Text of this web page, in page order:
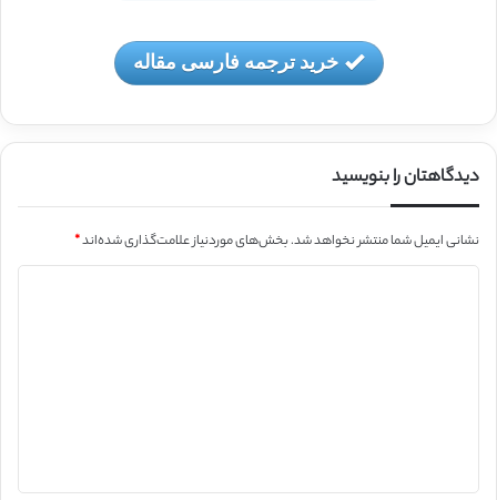
خرید ترجمه فارسی مقاله
دیدگاهتان را بنویسید
نشانی ایمیل شما منتشر نخواهد شد.بخش‌های موردنیاز علامت‌گذاری شده‌اند*